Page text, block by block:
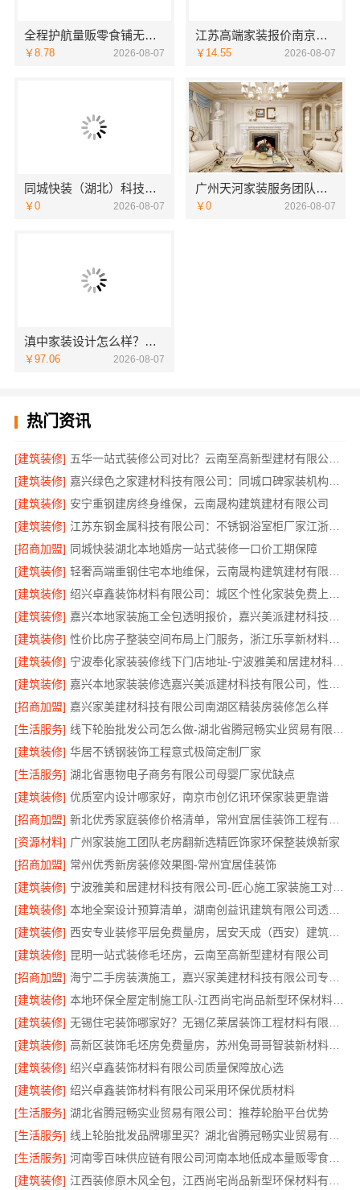
全程护航量贩零食铺无忧经营，河南零百味加盟全程护航
￥8.78 2026-08-07
江苏高端家装报价南京市创亿讯透明无忧
￥14.55 2026-08-07
同城快装（湖北）科技有限公司：快住老房快装，工期保障
￥0 2026-08-07
广州天河家装服务团队精装房改造？精匠饰家拎包入住
￥0 2026-08-07
滇中家装设计怎么样？云南至高新型建材有限公司口碑佳
￥97.06 2026-08-07
热门资讯
[建筑装修]
五华一站式装修公司对比？云南至高新型建材有限公司优势明显
[建筑装修]
[建筑装修] 安宁重钢建房终身维保，云南晟构建筑建材有限公司
[建筑装修]
江苏东钢金属科技有限公司：不锈钢浴室柜厂家江浙沪加盟
[招商加盟] 同城快装湖北本地婚房一站式装修一口价工期保障
[建筑装修]
[建筑装修]
[建筑装修]
[建筑装修]
性价比房子整装空间布局上门服务，浙江乐享新材料有限公司品质之选
[建筑装修]
宁波奉化家装装修线下门店地址-宁波雅美和居建材科技有限公司
[建筑装修]
[招商加盟] 嘉兴家美建材科技有限公司南湖区精装房装修怎么样
[生活服务]
[建筑装修] 华居不锈钢装饰工程意式极简定制厂家
[生活服务] 湖北省惠物电子商务有限公司母婴厂家优缺点
[建筑装修] 优质室内设计哪家好，南京市创亿讯环保家装更靠谱
[招商加盟]
[资源材料] 广州家装施工团队老房翻新选精匠饰家环保整装焕新家
[招商加盟] 常州优秀新房装修效果图-常州宜居佳装饰
[建筑装修]
宁波雅美和居建材科技有限公司-匠心施工家装施工对接渠道
[建筑装修]
本地全案设计预算清单，湖南创益讯建筑有限公司透明公开
[建筑装修]
西安专业装修平层免费量房，居安天成（西安）建筑工程有限责任公司
[建筑装修] 昆明一站式装修毛坯房，云南至高新型建材有限公司
[招商加盟]
[建筑装修]
本地环保全屋定制施工队-江西尚宅尚品新型环保材料有限公司
[建筑装修]
[建筑装修]
高新区装饰毛坯房免费量房，苏州兔哥哥智装新材料有限公司专业顾问上门
[建筑装修] 绍兴卓鑫装饰材料有限公司质量保障放心选
[建筑装修] 绍兴卓鑫装饰材料有限公司采用环保优质材料
[生活服务] 湖北省腾冠畅实业贸易有限公司：推荐轮胎平台优势
[生活服务]
[生活服务]
河南零百味供应链有限公司河南本地低成本量贩零食全域盈利
[建筑装修]